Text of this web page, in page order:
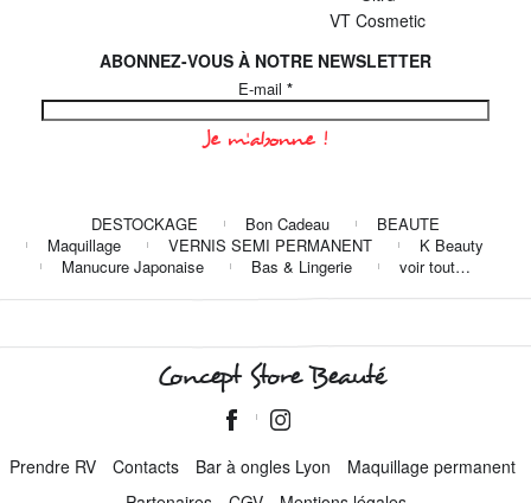
VT Cosmetic
ABONNEZ-VOUS À NOTRE NEWSLETTER
E-mail *
DESTOCKAGE Bon Cadeau
BEAUTE
Maquillage
VERNIS SEMI PERMANENT
K Beauty
Manucure Japonaise
Bas & Lingerie voir tout…
Concept Store Beauté
Prendre RV Contacts Bar à ongles Lyon
Maquillage permanent